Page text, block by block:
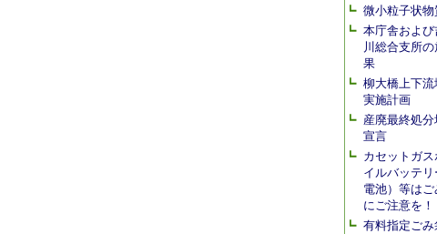
微小粒子状
本庁舎およ
川総合支所
果
柳大橋上下
実施計画
産廃最終処
宣言
カセットガ
イルバッテ
電池）等は
にご注意を！
有料指定ご